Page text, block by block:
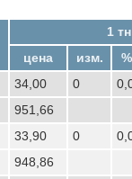
1 тн
цена
изм.
34,00 0
951,66
33,90 0
948,86